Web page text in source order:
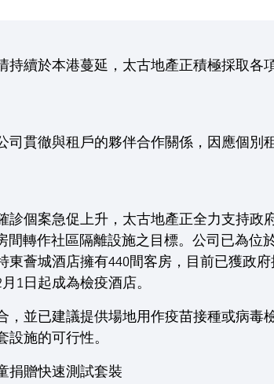
持續於本港蔓延，太古地產正積極採取各
司貫徹與租戶的夥伴合作關係，因應個別
診個案急促上升，太古地產正全力支持政
間轉作社區隔離設施之目標。公司已為
東薈城酒店擁有440間客房，目前已獲政
1日起成為檢疫酒店。
，並已建議提供場地用作疫苗接種或病毒
施的可行性。
捐贈快速測試套裝